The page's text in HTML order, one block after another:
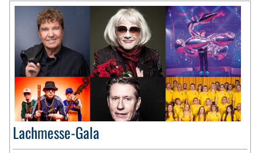
Lachmesse-Gala